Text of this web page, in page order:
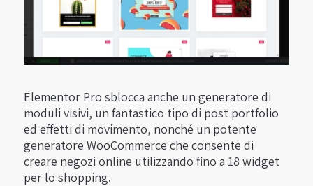
Elementor Pro sblocca anche un generatore di
moduli visivi, un fantastico tipo di post portfolio
ed effetti di movimento, nonché un potente
generatore WooCommerce che consente di
creare negozi online utilizzando fino a 18 widget
per lo shopping.